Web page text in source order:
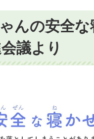
ゃんの安全
議より